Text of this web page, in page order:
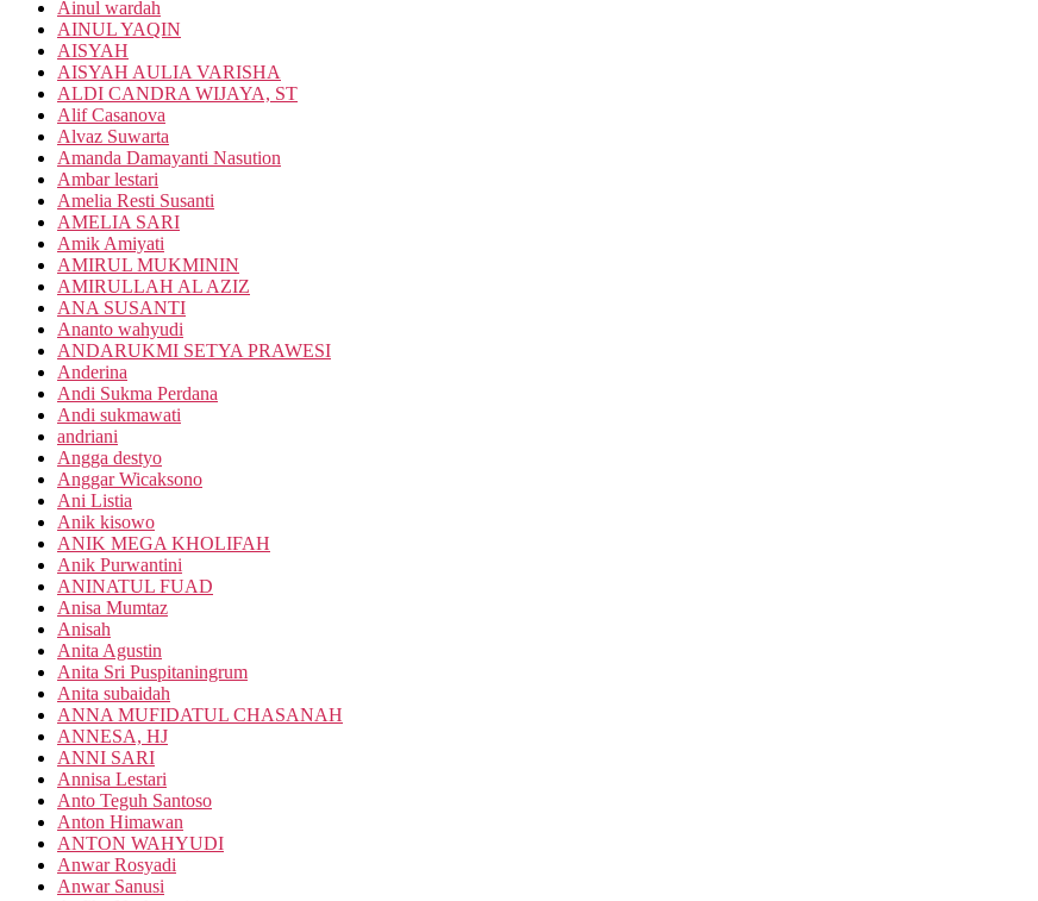
Ainul wardah
AINUL YAQIN
AISYAH
AISYAH AULIA VARISHA
ALDI CANDRA WIJAYA, ST
Alif Casanova
Alvaz Suwarta
Amanda Damayanti Nasution
Ambar lestari
Amelia Resti Susanti
AMELIA SARI
Amik Amiyati
AMIRUL MUKMININ
AMIRULLAH AL AZIZ
ANA SUSANTI
Ananto wahyudi
ANDARUKMI SETYA PRAWESI
Anderina
Andi Sukma Perdana
Andi sukmawati
andriani
Angga destyo
Anggar Wicaksono
Ani Listia
Anik kisowo
ANIK MEGA KHOLIFAH
Anik Purwantini
ANINATUL FUAD
Anisa Mumtaz
Anisah
Anita Agustin
Anita Sri Puspitaningrum
Anita subaidah
ANNA MUFIDATUL CHASANAH
ANNESA, HJ
ANNI SARI
Annisa Lestari
Anto Teguh Santoso
Anton Himawan
ANTON WAHYUDI
Anwar Rosyadi
Anwar Sanusi